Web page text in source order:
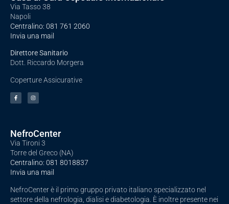
Via Tasso 38
Napoli
Centralino: 081 761 2060
Invia una mail
Direttore Sanitario
Dott. Riccardo Morgera
Coperture Assicurative
NefroCenter
Via Tironi 3
Torre del Greco (NA)
Centralino: 081 8018837
Invia una mail
NefroCenter è il primo gruppo privato italiano specializzato nel
settore della nefrologia, dialisi e diabetologia. È inoltre presente nei